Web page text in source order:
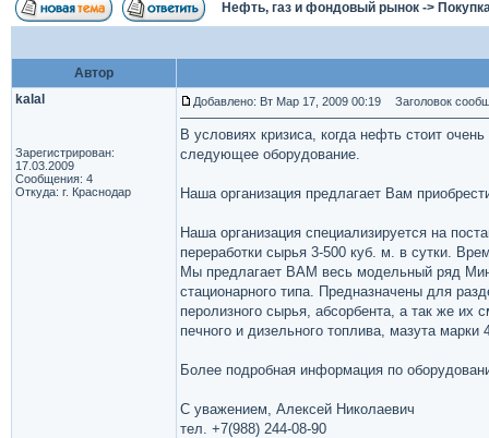
Нефть, газ и фондовый рынок ->
Автор
kalal
Зарегистрирован:
17.03.2009
Сообщения: 4
Откуда: г. Краснодар
Добавлено: Вт Мар 17, 2009 00:19 Заголовок
В условиях кризиса, когда нефть стоит
следующее оборудование.
Наша организация предлагает Вам
Наша организация специализируется на
переработки сырья 3-500 куб. м. в сутки.
Мы предлагает ВАМ весь модельный ряд
стационарного типа. Предназначены для
перолизного сырья, абсорбента, а так же
печного и дизельного топлива, мазута
Более подробная информация по
С уважением, Алексей Николаевич
тел. +7(988) 244-08-90